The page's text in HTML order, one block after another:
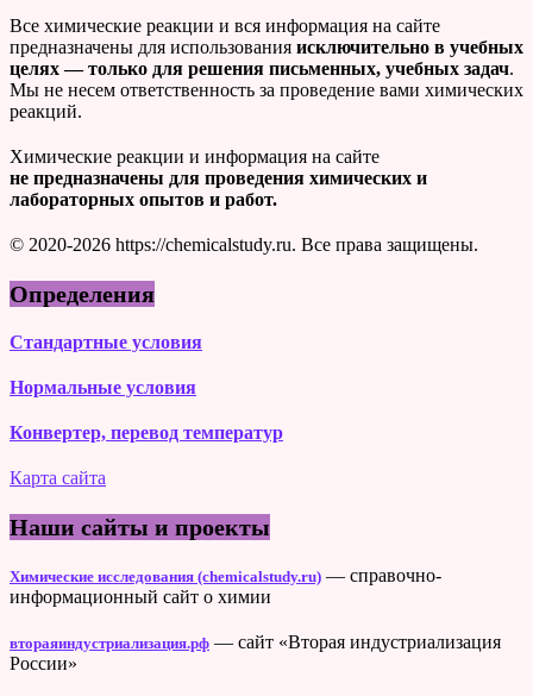
Все химические реакции и вся информация на сайте
предназначены для использования исключительно в учебных
целях — только для решения письменных, учебных задач.
Мы не несем ответственность за проведение вами химических
реакций.
Химические реакции и информация на сайте
не предназначены для проведения химических и
лабораторных опытов и работ.
© 2020-2026 https://chemicalstudy.ru. Все права защищены.
Определения
Стандартные условия
Нормальные условия
Конвертер, перевод температур
Карта сайта
Наши сайты и проекты
Химические исследования (chemicalstudy.ru) — справочно-
информационный сайт о химии
втораяиндустриализация.рф — сайт «Вторая индустриализация
России»